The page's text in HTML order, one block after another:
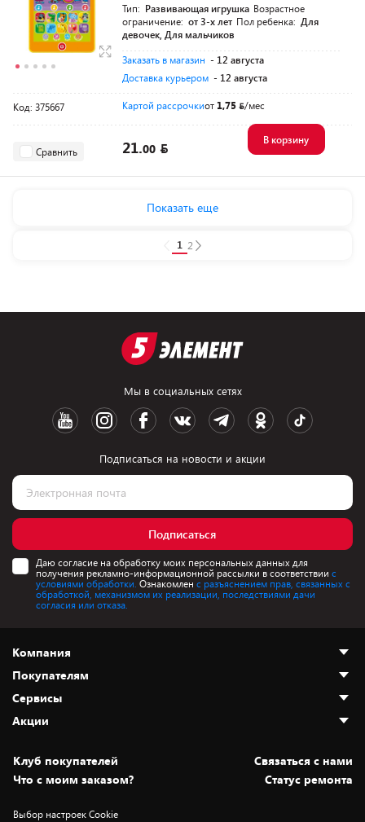
Тип: Развивающая игрушка Возрастное
ограничение: от 3-х лет Пол ребенка: Для
девочек, Для мальчиков
Заказать в магазин - 12 августа
Доставка курьером - 12 августа
Код: 375667 Картой рассрочкиот 1,75 /мес
Сравнить 21.00
В корзину
Показать еще
1 2
Мы в социальных сетях
Подписаться на новости и акции
Подписаться
Даю согласие на обработку моих персональных данных для
получения рекламно-информационной рассылки в соответствии с
условиями обработки. Ознакомлен с разъяснением прав, связанных с
обработкой, механизмом их реализации, последствиями дачи
согласия или отказа.
Компания
О нас
Адреса магазинов
Новости
Статьи и обзоры
Вакансии
Дай пять добру!
Покупателям
Как сделать заказ
Оплата и доставка
Безналичный расчёт
Обмен и возврат товара
Сервисы
Установка техники
Для игровых консолей
Акции
Скидки и промокоды
Белорусские товары
Клуб покупателей
Cвязаться с нами
Что с моим заказом?
Статус ремонта
Выбор настроек Cookie